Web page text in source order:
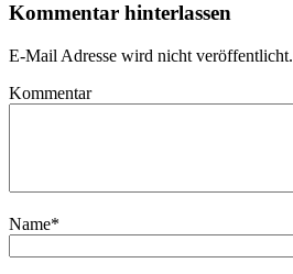
Kommentar hinterlassen
E-Mail Adresse wird nicht veröffentlicht.
Kommentar
Name*